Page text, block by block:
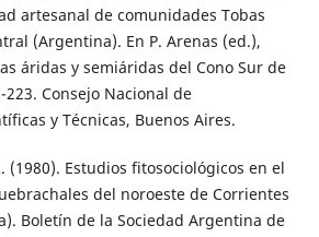
artesanal de comunidades Tobas
(Argentina). En P. Arenas (ed.),
áridas y semiáridas del Cono Sur de
Consejo Nacional de
y Técnicas, Buenos Aires.
(1980). Estudios fitosociológicos en el
del noroeste de Corrientes
Boletín de la Sociedad Argentina de